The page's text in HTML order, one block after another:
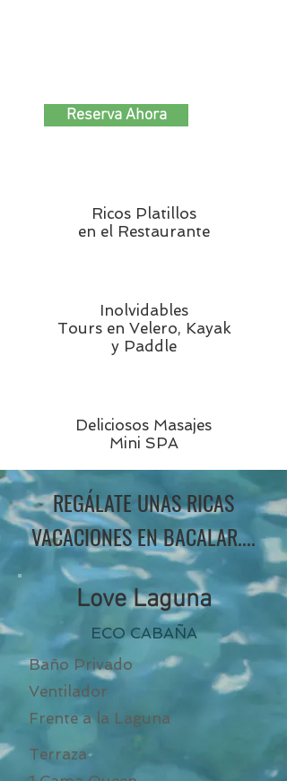
Reserva Ahora
Ricos Platillos
en el Restaurante
Inolvidables
Tours en Velero, Kayak
y Paddle
Deliciosos Masajes
Mini SPA
REGÁLATE UNAS RICAS
VACACIONES EN BACALAR....
Love Laguna
ECO CABAÑA
Baño Privado
Ventilador
Frente a la Laguna
Terraza